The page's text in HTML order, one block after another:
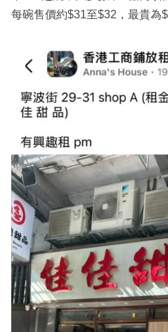
每碗售價約$31至$32，最貴為